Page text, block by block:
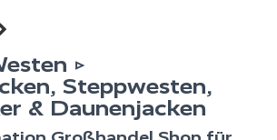
▷
Steppwesten,
& Daunenjacken